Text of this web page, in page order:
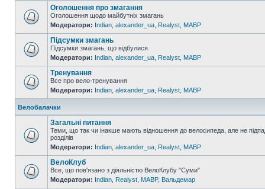
Оголошення про змагання
Оголошення щодо майбутніх змагань
Модератори: Indian alexander_ua Realyst MABP
Підсумки змагань
Підсумки змагань, що відбулися
Модератори: Indian alexander_ua Realyst MABP
Тренування
Все про вело-тренування
Модератори: Indian alexander_ua Realyst MABP
Велобалачки
Загальні питання
Теми, що так чи інакше мають відношення до велосипеда, але не
розділів
Модератори: Indian alexander_ua Realyst MABP
ВелоКлуб
Все, що пов'язано з діяльністю ВелоКлубу "Суми"
Модератори: Indian Realyst MABP, Вальдемар